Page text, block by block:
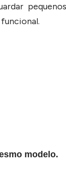
modelo.